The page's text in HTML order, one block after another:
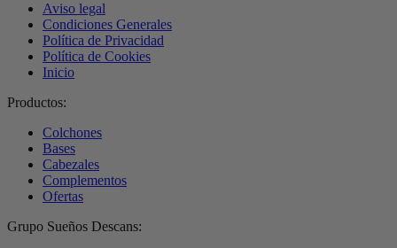
Aviso legal
Condiciones Generales
Política de Privacidad
Política de Cookies
Inicio
Productos:
Colchones
Bases
Cabezales
Complementos
Ofertas
Grupo Sueños Descans: